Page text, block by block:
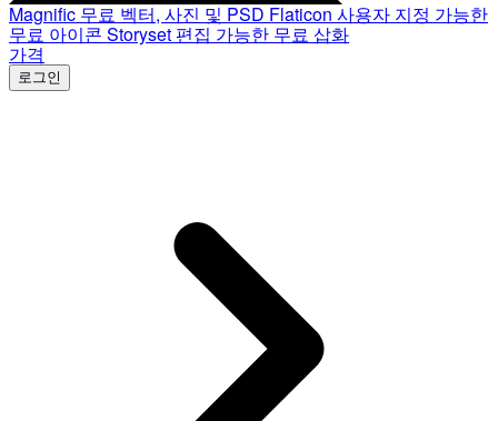
Magnific 무료 벡터, 사진 및 PSD Flaticon 사용자 지정 가능한
무료 아이콘 Storyset 편집 가능한 무료 삽화
가격
로그인